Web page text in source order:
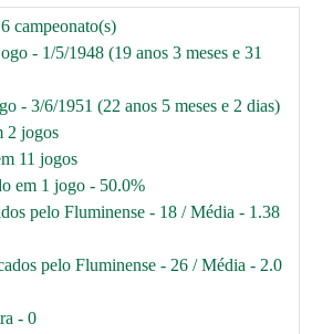
campeonato(s)
- 1/5/1948 (19 anos 3 meses e 31
- 3/6/1951 (22 anos 5 meses e 2 dias)
2 jogos
11 jogos
em 1 jogo - 50.0%
pelo Fluminense - 18 / Média - 1.38
pelo Fluminense - 26 / Média - 2.0
- 0